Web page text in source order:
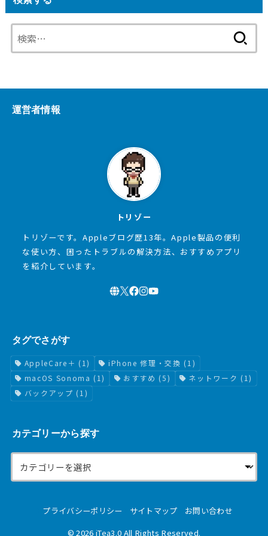
索:
運営者情報
トリゾー
トリゾーです。Appleブログ歴13年。Apple製品の便利
な使い方、困ったトラブルの解決方法、おすすめアプリ
を紹介しています。
タグでさがす
AppleCare＋ (1) iPhone 修理・交換 (1)
macOS Sonoma (1) おすすめ (5) ネットワーク (1)
バックアップ (1)
カテゴリーから探す
プライバシーポリシー サイトマップ
お問い合わせ
© 2026iTea3.0 All Rights Reserved.